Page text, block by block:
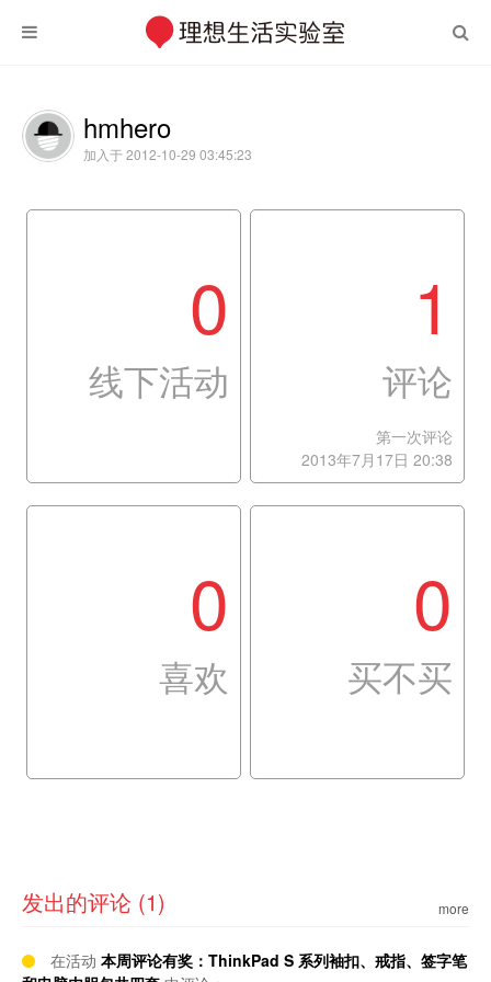
hmhero
加入于 2012-10-29 03:45:23
0
线下活动
1
评论
第一次评论
2013年7月17日 20:38
0
喜欢
0
买不买
发出的评论 (1) more
在活动 本周评论有奖：ThinkPad S 系列袖扣、戒指、签字笔